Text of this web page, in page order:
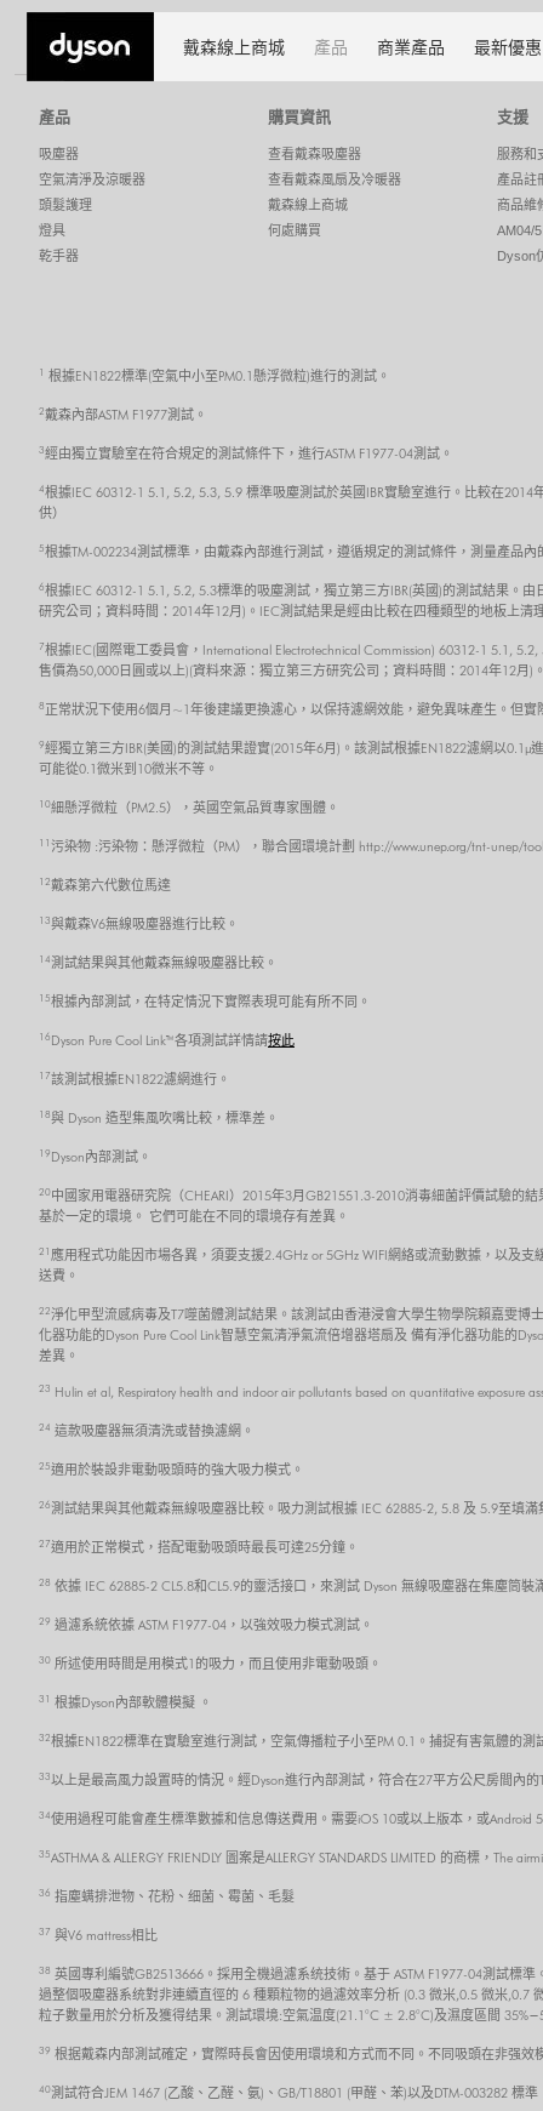
戴森線上商城 產品 商業產品 最新優惠
Fans and heaters Fan Heaters
產品
吸塵器
空氣清淨及涼暖器
頭髮護理
燈具
乾手器
購買資訊
查看戴森吸塵器
查看戴森風扇及冷暖器
戴森線上商城
何處購買
支援
服務和
產品註
商品維
AM04/
Dyson
1 根據EN1822標準(空氣中小至PM0.1懸浮微粒)進行的測試。
2戴森內部ASTM F1977測試。
3經由獨立實驗室在符合規定的測試條件下，進行ASTM F1977-04測試。
4根據IEC 60312-1 5.1, 5.2, 5.3, 5.9 標準吸塵測試於英國IBR實驗室進行。比較在
供）
5根據TM-002234測試標準，由戴森內部進行測試，遵循規定的測試條件，測量產品
6根據IEC 60312-1 5.1, 5.2, 5.3標準的吸塵測試，獨立第三方IBR(英國)的測試結果。
研究公司；資料時間：2014年12月)。IEC測試結果是經由比較在四種類型的地板上
7根據IEC(國際電工委員會，International Electrotechnical Commission) 60312-1 5.1,
售價為50,000日圓或以上)(資料來源：獨立第三方研究公司；資料時間：2014年12
8 正常狀況下使用6個月~1年後建議更換濾心，以保持濾網效能，避免異味產生。但
9經獨立第三方IBR(美國)的測試結果證實(2015年6月)。該測試根據EN1822濾網以
可能從0.1微米到10微米不等。
10細懸浮微粒（PM2.5），英國空氣品質專家團體。
11 污染物 :污染物：懸浮微粒（PM），聯合國環境計劃 http://www.unep.org/tnt-unep/
12戴森第六代數位馬達
13與戴森V6無線吸塵器進行比較。
14 測試結果與其他戴森無線吸塵器比較。
15根據內部測試，在特定情況下實際表現可能有所不同。
16 Dyson Pure Cool Link™ 各項測試詳情請按此
17該測試根據EN1822濾網進行。
18與 Dyson 造型集風吹嘴比較，標準差。
19 Dyson內部測試。
20中國家用電器研究院（CHEARI）2015年3月GB21551.3-2010消毒細菌評價試驗的
基於一定的環境。 它們可能在不同的環境存有差異。
21 應用程式功能因市場各異，須要支援2.4GHz or 5GHz WIFI網絡或流動數據，以及
送費。
22淨化甲型流感病毒及T7噬菌體測試結果。該測試由香港浸會大學生物學院賴嘉雯
化器功能的Dyson Pure Cool Link智慧空氣清淨氣流倍增器塔扇及 備有淨化器功能的
差異。
23 Hulin et al, Respiratory health and indoor air pollutants based on quantitative exposure
24 這款吸塵器無須清洗或替換濾網。
25適用於裝設非電動吸頭時的強大吸力模式。
26 測試結果與其他戴森無線吸塵器比較。吸力測試根據 IEC 62885-2, 5.8 及 5.9至填
27適用於正常模式，搭配電動吸頭時最長可達25分鐘。
28 依據 IEC 62885-2 CL5.8和CL5.9的靈活接口，來測試 Dyson 無線吸塵器在集塵筒
29 過濾系統依據 ASTM F1977-04，以強效吸力模式測試。
30 所述使用時間是用模式1的吸力，而且使用非電動吸頭。
31 根據Dyson內部軟體模擬 。
32根據EN1822標準在實驗室進行測試，空氣傳播粒子小至PM 0.1。捕捉有害氣體的
33以上是最高風力設置時的情況。經Dyson進行內部測試，符合在27平方公尺房間內
34使用過程可能會產生標準數據和信息傳送費用。需要iOS 10或以上版本，或
35ASTHMA & ALLERGY FRIENDLY 圖案是ALLERGY STANDARDS LIMITED 的商標，The
36 指塵螨排泄物、花粉、细菌、霉菌、毛髮
37 與V6 mattress相比
38 英國專利編號GB2513666。採用全機過濾系统技術。基于 ASTM F1977-04測試
過整個吸塵器系统對非連續直徑的 6 種顆粒物的過濾效率分析 (0.3 微米,0.5 微米
粒子數量用於分析及獲得结果。測試環境:空氣温度(21.1°C ± 2.8°C)及濕度區間
39 根据戴森内部測試確定，實際時長會因使用環境和方式而不同。不同吸頭在非强
40測試符合JEM 1467 (乙酸、乙醛、氨)、GB/T18801 (甲醛、苯)以及DTM-003282 標